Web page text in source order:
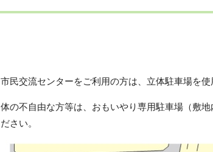
市民交流センターをご利用の方は、立体駐車場を使
体の不自由な方等は、おもいやり専用駐車場（敷
ださい。